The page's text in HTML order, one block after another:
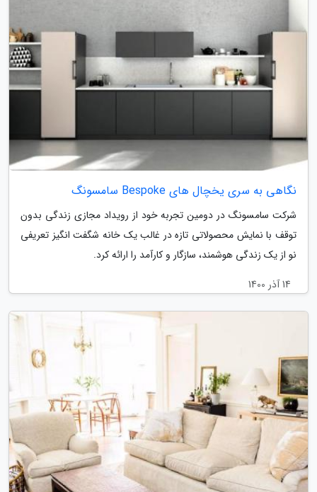
نگاهی به سری یخچال های Bespoke سامسونگ
شرکت سامسونگ در دومین تجربه خود از رویداد مجازی زندگی بدون
توقف با نمایش محصولاتی تازه در غالب یک خانه شگفت انگیز تعریفی
نو از یک زندگی هوشمند، سازگار و کارآمد را ارائه کرد.
14 آذر 1400